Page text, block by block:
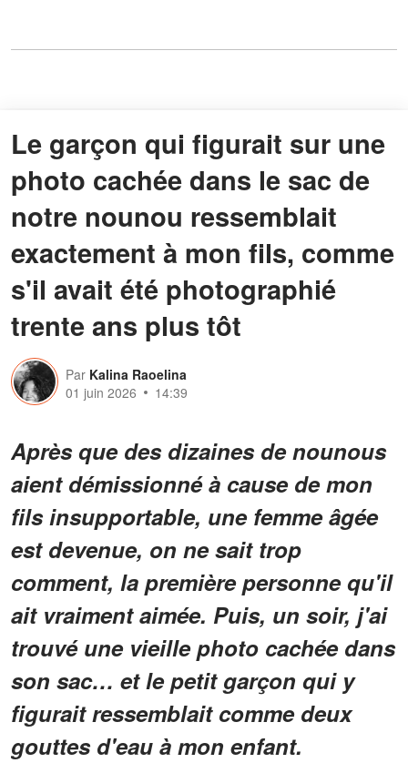
Le garçon qui figurait sur une
photo cachée dans le sac de
notre nounou ressemblait
exactement à mon fils, comme
s'il avait été photographié
trente ans plus tôt
Par Kalina Raoelina
01 juin 2026
14:39
Après que des dizaines de nounous
aient démissionné à cause de mon
fils insupportable, une femme âgée
est devenue, on ne sait trop
comment, la première personne qu'il
ait vraiment aimée. Puis, un soir, j'ai
trouvé une vieille photo cachée dans
son sac… et le petit garçon qui y
figurait ressemblait comme deux
gouttes d'eau à mon enfant.